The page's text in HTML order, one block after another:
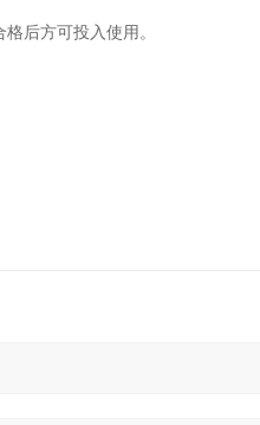
后方可投入使用。